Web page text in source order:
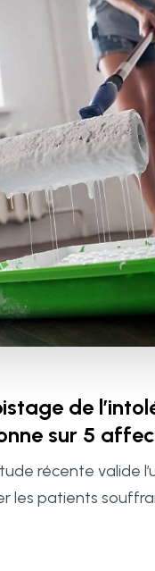
de
sur 5
récente valide
les patients